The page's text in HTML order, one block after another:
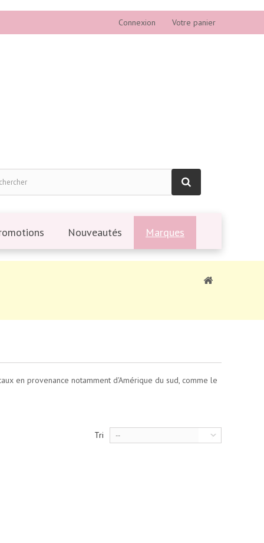
Connexion Votre panier
Nouveautés Marques
en provenance notamment d'Amérique du sud, comme le
Tri --